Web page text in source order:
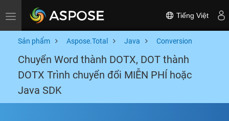
Toggle navigation Tiếng Việt
Sản phẩm Aspose.Total Java Conversion
Chuyển Word thành DOTX, DOT thành
DOTX Trình chuyển đổi MIỄN PHÍ hoặc
Java SDK